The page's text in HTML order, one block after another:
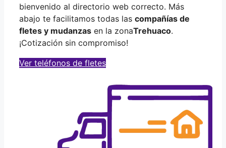
bienvenido al directorio web correcto. Más
abajo te facilitamos todas las compañías de
fletes y mudanzas en la zonaTrehuaco.
¡Cotización sin compromiso!
Ver teléfonos de fletes